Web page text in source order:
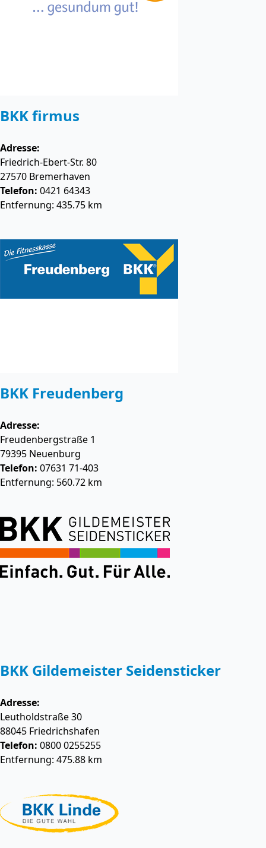
BKK firmus
Adresse:
Friedrich-Ebert-Str. 80
27570 Bremerhaven
Telefon: 0421 64343
Entfernung: 435.75 km
BKK Freudenberg
Adresse:
Freudenbergstraße 1
79395 Neuenburg
Telefon: 07631 71-403
Entfernung: 560.72 km
BKK Gildemeister Seidensticker
Adresse:
Leutholdstraße 30
88045 Friedrichshafen
Telefon: 0800 0255255
Entfernung: 475.88 km